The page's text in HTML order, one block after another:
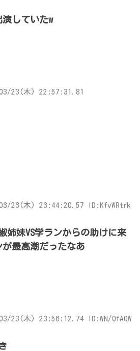
していたw
23(木) 22:57:31.81
23(木) 23:44:20.57 ID:KfvWRtrk
姉妹VS学ランからの助けに来
最高潮だったなあ
23(木) 23:56:12.74 ID:WN/0fA0W